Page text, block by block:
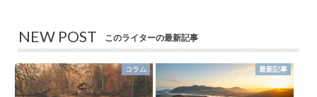
NEW POST このライターの最新記事
コラム 最新記事